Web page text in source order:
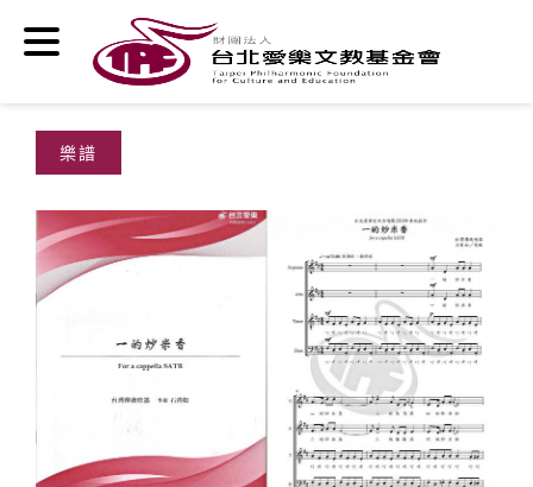
樂譜